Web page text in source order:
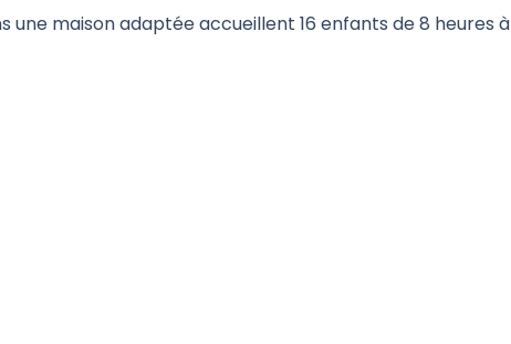
maison adaptée accueillent 16 enfants de 8 heures à